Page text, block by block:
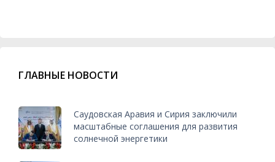
ГЛАВНЫЕ НОВОСТИ
Саудовская Аравия и Сирия заключили
масштабные соглашения для развития
солнечной энергетики